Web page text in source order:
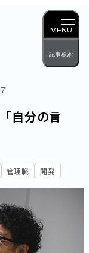
MENU
記事検索
自分の言
管理職 開発